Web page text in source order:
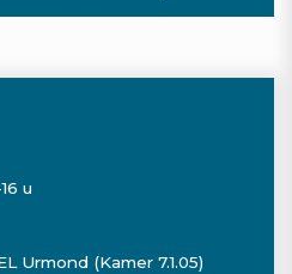
u
Urmond (Kamer 7.1.05)